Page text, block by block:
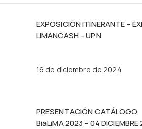
EXPOSICIÓN ITINERANTE –
LIMANCASH – UPN
16 de diciembre de 2024
PRESENTACIÓN CATÁLOGO
BiaLiMA 2023 – 04